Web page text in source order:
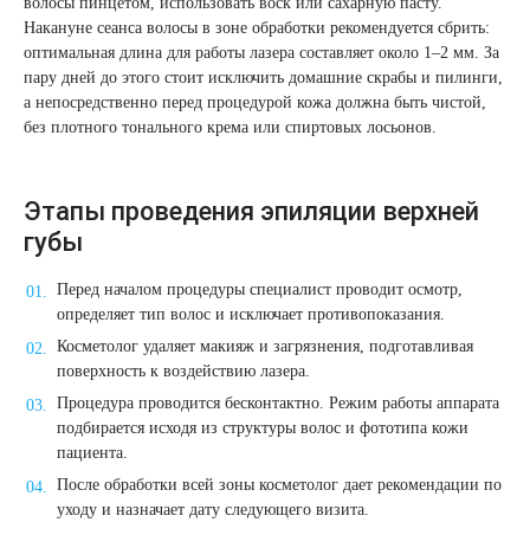
Накануне сеанса волосы в зоне обработки рекомендуется сбрить:
оптимальная длина для работы лазера составляет около 1–2 мм. За
пару дней до этого стоит исключить домашние скрабы и пилинги,
а непосредственно перед процедурой кожа должна быть чистой,
без плотного тонального крема или спиртовых лосьонов.
Этапы проведения эпиляции верхней
губы
Перед началом процедуры специалист проводит осмотр,
определяет тип волос и исключает противопоказания.
Косметолог удаляет макияж и загрязнения, подготавливая
поверхность к воздействию лазера.
Процедура проводится бесконтактно. Режим работы аппарата
подбирается исходя из структуры волос и фототипа кожи
пациента.
После обработки всей зоны косметолог дает рекомендации по
уходу и назначает дату следующего визита.